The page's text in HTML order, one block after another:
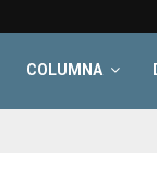
COLUMNA